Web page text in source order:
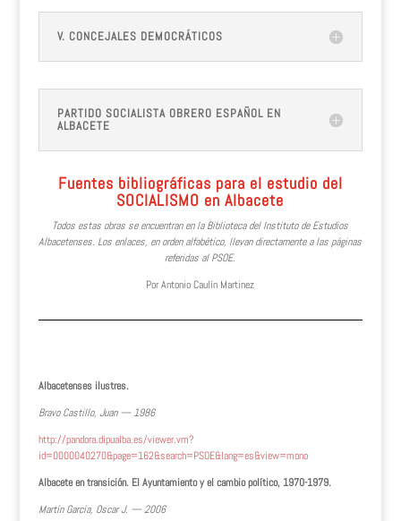
V. CONCEJALES DEMOCRÁTICOS
PARTIDO SOCIALISTA OBRERO ESPAÑOL EN
ALBACETE
Fuentes bibliográficas para el estudio del
SOCIALISMO en Albacete
Todos estas obras se encuentran en la Biblioteca del Instituto de Estudios
Albacetenses. Los enlaces, en orden alfabético, llevan directamente a las páginas
referidas al PSOE.
Por Antonio Caulín Martinez
Albacetenses ilustres.
Bravo Castillo, Juan — 1986
http://pandora.dipualba.es/viewer.vm?
id=0000040270&page=162&search=PSOE&lang=es&view=mono
Albacete en transición. El Ayuntamiento y el cambio político, 1970-1979.
Martín García, Oscar J. — 2006